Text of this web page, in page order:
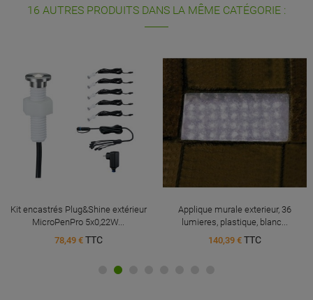
16 AUTRES PRODUITS DANS LA MÊME CATÉGORIE :
Kit encastrés Plug&Shine extérieur
MicroPenPro 5x0,22W...
78,49 € TTC
Applique murale exterieur, 36
lumieres, plastique, blanc...
140,39 € TTC